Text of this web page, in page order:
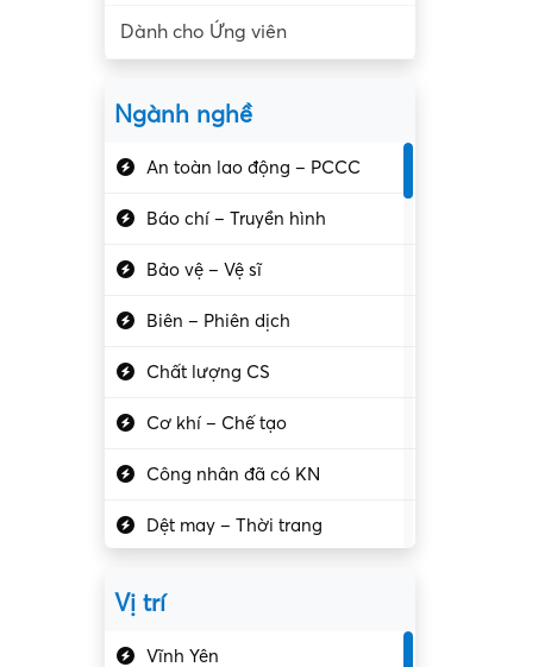
Dành cho Ứng viên
Ngành nghề
An toàn lao động – PCCC
Báo chí – Truyền hình
Bảo vệ – Vệ sĩ
Biên – Phiên dịch
Chất lượng CS
Cơ khí – Chế tạo
Công nhân đã có KN
Dệt may – Thời trang
Vị trí
Vĩnh Yên